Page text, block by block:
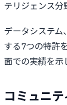
テリジェンス分
データシステ
する7つの特許
面での実績を示
コミュニ